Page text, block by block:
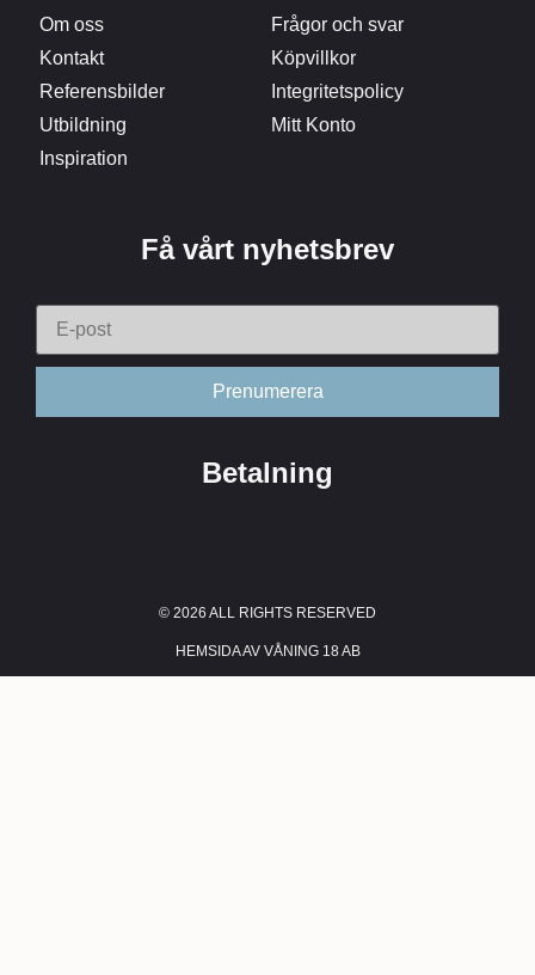
Om oss
Kontakt
Referensbilder
Utbildning
Inspiration
Frågor och svar
Köpvillkor
Integritetspolicy
Mitt Konto
Få vårt nyhetsbrev
Betalning
© 2026 ALL RIGHTS RESERVED​
HEMSIDA AV VÅNING 18 AB